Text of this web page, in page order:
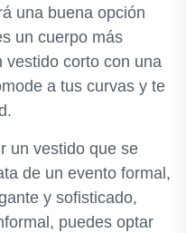
una buena opción
un cuerpo más
vestido corto con una
a tus curvas y te
un vestido que se
de un evento formal,
y sofisticado,
puedes optar